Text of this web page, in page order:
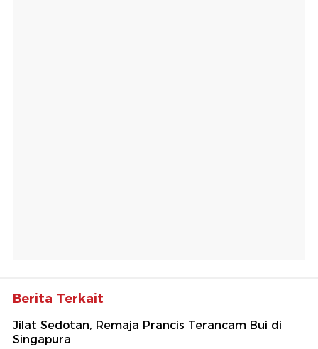
Berita Terkait
Jilat Sedotan, Remaja Prancis Terancam Bui di
Singapura